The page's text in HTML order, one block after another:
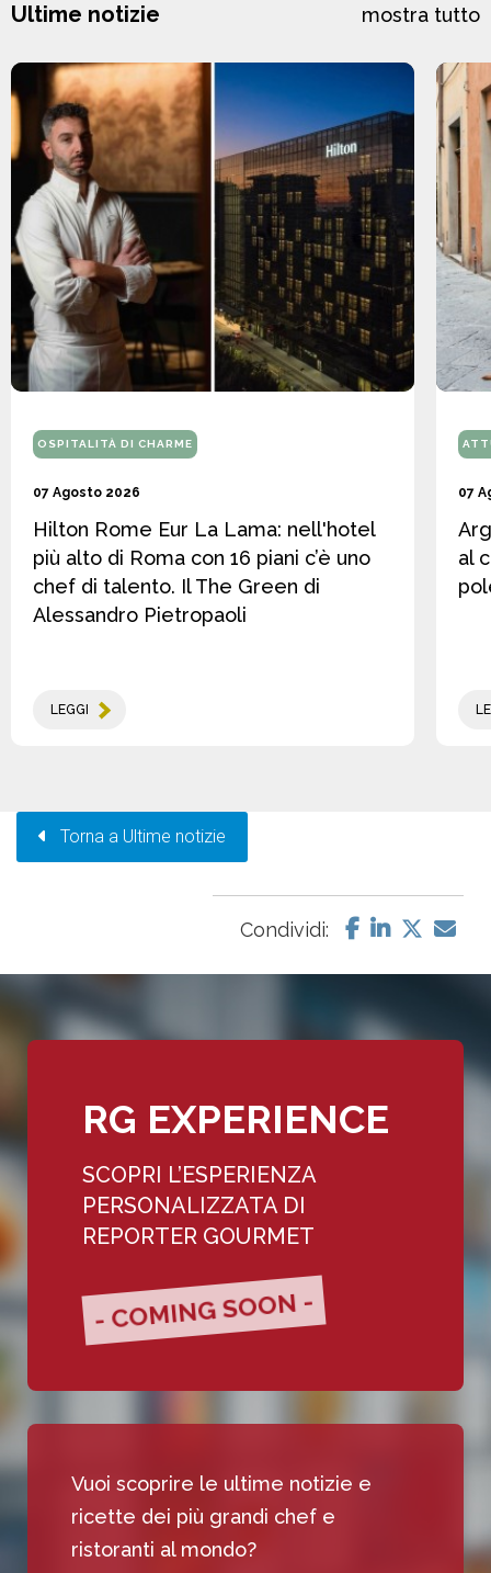
Ultime notizie mostra tutto
OSPITALITÀ DI CHARME
07 Agosto 2026
Hilton Rome Eur La Lama: nell'hotel
più alto di Roma con 16 piani c’è uno
chef di talento. Il The Green di
Alessandro Pietropaoli
LEGGI
07
al
Torna a Ultime notizie
Condividi:
RG EXPERIENCE
SCOPRI L’ESPERIENZA
PERSONALIZZATA DI
REPORTER GOURMET
- COMING SOON -
Vuoi scoprire le ultime notizie e
ricette dei più grandi chef e
ristoranti al mondo?